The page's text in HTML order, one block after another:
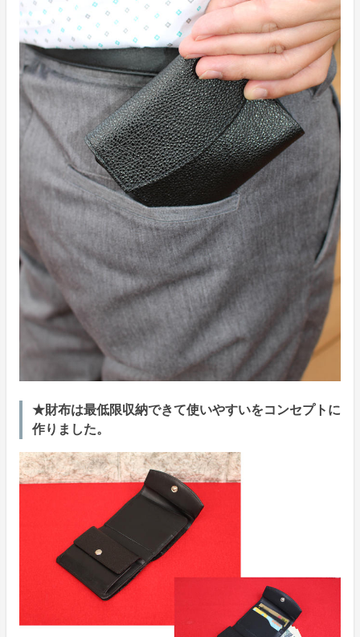
★財布は最低限収納できて使いやすいをコンセプトに
作りました。